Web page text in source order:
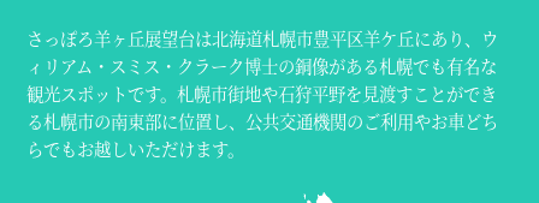
さっぽろ羊ヶ丘展望台は北海道札幌市豊平区羊ケ丘にあり、ウ
ィリアム・スミス・クラーク博士の銅像がある札幌でも有名な
観光スポットです。札幌市街地や石狩平野を見渡すことができ
る札幌市の南東部に位置し、公共交通機関のご利用やお車どち
らでもお越しいただけます。